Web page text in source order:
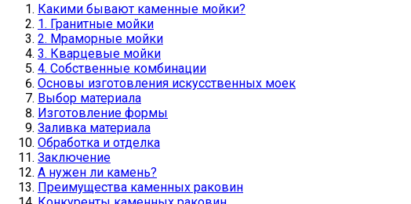
Какими бывают каменные мойки?
1. Гранитные мойки
2. Мраморные мойки
3. Кварцевые мойки
4. Собственные комбинации
Основы изготовления искусственных моек
Выбор материала
Изготовление формы
Заливка материала
Обработка и отделка
Заключение
А нужен ли камень?
Преимущества каменных раковин